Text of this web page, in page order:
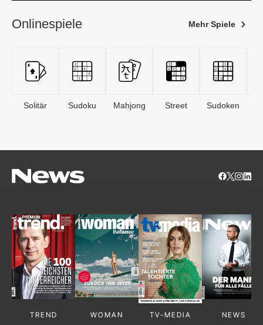
Onlinespiele Mehr Spiele
Solitär Sudoku Mahjong Street Sudoken
TREND WOMAN TV-MEDIA NEWS